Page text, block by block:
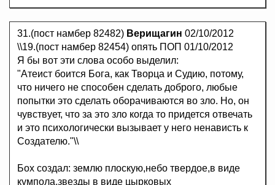
31.(пост намбер 82482) Верищагин 02/10/2012
\\19.(пост намбер 82454) опять ПОП 01/10/2012
Я бы вот эти слова особо выделил:
"Атеист боится Бога, как Творца и Судию, потому,
что ничего не способен сделать доброго, любые
попытки это сделать оборачиваются во зло. Но, он
чувствует, что за это зло когда то придется отвечать
и это психологически вызывает у него ненависть к
Создателю."\\
Бох создал: землю плоскую,небо твердое,в виде
кумпола,звезды в виде цырковых